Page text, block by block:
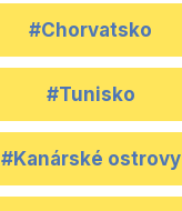
#Chorvatsko
#Tunisko
#Kanárské ostrovy